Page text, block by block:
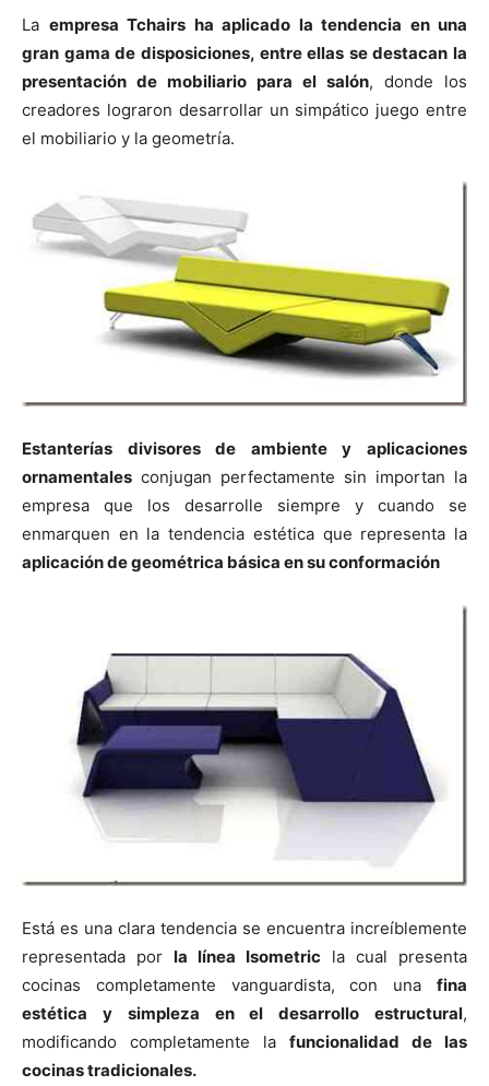
La empresa Tchairs ha aplicado la tendencia en una
gran gama de disposiciones, entre ellas se destacan la
presentación de mobiliario para el salón, donde los
creadores lograron desarrollar un simpático juego entre
el mobiliario y la geometría.
Estanterías divisores de ambiente y aplicaciones
ornamentales conjugan perfectamente sin importan la
empresa que los desarrolle siempre y cuando se
enmarquen en la tendencia estética que representa la
aplicación de geométrica básica en su conformación
Está es una clara tendencia se encuentra increíblemente
representada por la línea Isometric la cual presenta
cocinas completamente vanguardista, con una fina
estética y simpleza en el desarrollo estructural,
modificando completamente la funcionalidad de las
cocinas tradicionales.